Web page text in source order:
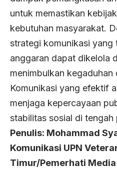
untuk memastikan
kebutuhan masyarakat.
strategi komunikasi yang
anggaran dapat dikelola
menimbulkan
Komunikasi yang efektif
menjaga kepercayaan
stabilitas sosial di tengah
Penulis: Mohammad
Komunikasi UPN
Timur/Pemerhati